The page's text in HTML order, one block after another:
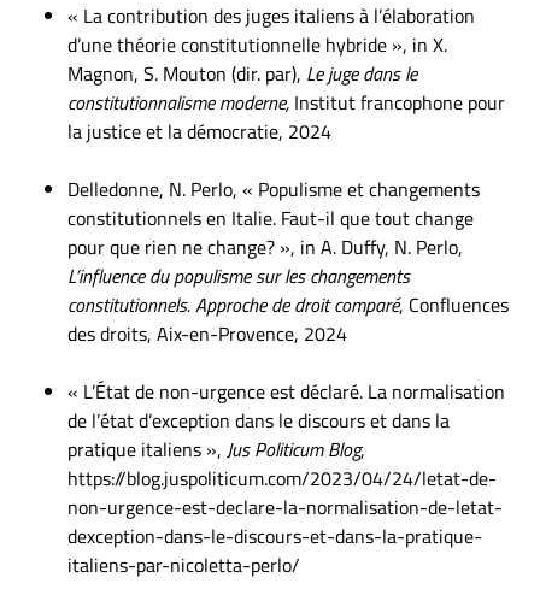
« La contribution des juges italiens à l’élaboration
d’une théorie constitutionnelle hybride », in X.
Magnon, S. Mouton (dir. par), Le juge dans le
constitutionnalisme moderne, Institut francophone pour
la justice et la démocratie, 2024
Delledonne, N. Perlo, « Populisme et changements
constitutionnels en Italie. Faut-il que tout change
pour que rien ne change? », in A. Duffy, N. Perlo,
L’influence du populisme sur les changements
constitutionnels. Approche de droit comparé, Confluences
des droits, Aix-en-Provence, 2024
« L’État de non-urgence est déclaré. La normalisation
de l’état d’exception dans le discours et dans la
pratique italiens », Jus Politicum Blog,
https://blog.juspoliticum.com/2023/04/24/letat-de-
non-urgence-est-declare-la-normalisation-de-letat-
dexception-dans-le-discours-et-dans-la-pratique-
italiens-par-nicoletta-perlo/